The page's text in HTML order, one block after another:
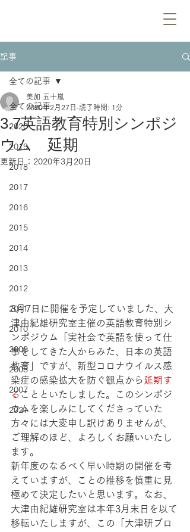
記事
全ての記事
2020
2019
2018
2017
2016
2015
2014
2013
2012
2011
2010
2009
2008
2007
2021
全ての記事
3.7英語教育特別シンポジ
ウム 延期
美加 五十嵐
2020年2月27日 読了時間: 1分
更新日： 2020年3月20日
3月7日に開催を予定していました、大
津由紀雄研究室主催の英語教育特別シ
ンポジウム「実社会で英語を使って仕
事をしてきた人からみた、日本の英語
教育」ですが、新型コロナウイルス感
染症の感染拡大を防ぐ観点から 延期す
ることといたしました。このシンポジ
ウムを楽しみにしてくださっていた
方々には大変申し訳けありませんが、
ご理解のほど、よろしくお願いいたし
ます。
新年度のなるべく早い時期の開催を考
えていますが、ことの推移を慎重に見
極めて決定したいと思います。なお、
大津由紀雄研究室は本年3月末日を以て
移転いたしますが、この「大津研ブロ